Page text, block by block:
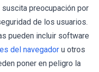
preocupación por
de los usuarios.
pueden incluir software
del navegador u otros
poner en peligro la